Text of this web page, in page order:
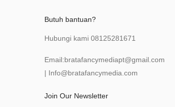
Butuh bantuan?
Hubungi kami 08125281671
Email:bratafancymediapt@gmail.com
| Info@bratafancymedia .com
Join Our Newsletter